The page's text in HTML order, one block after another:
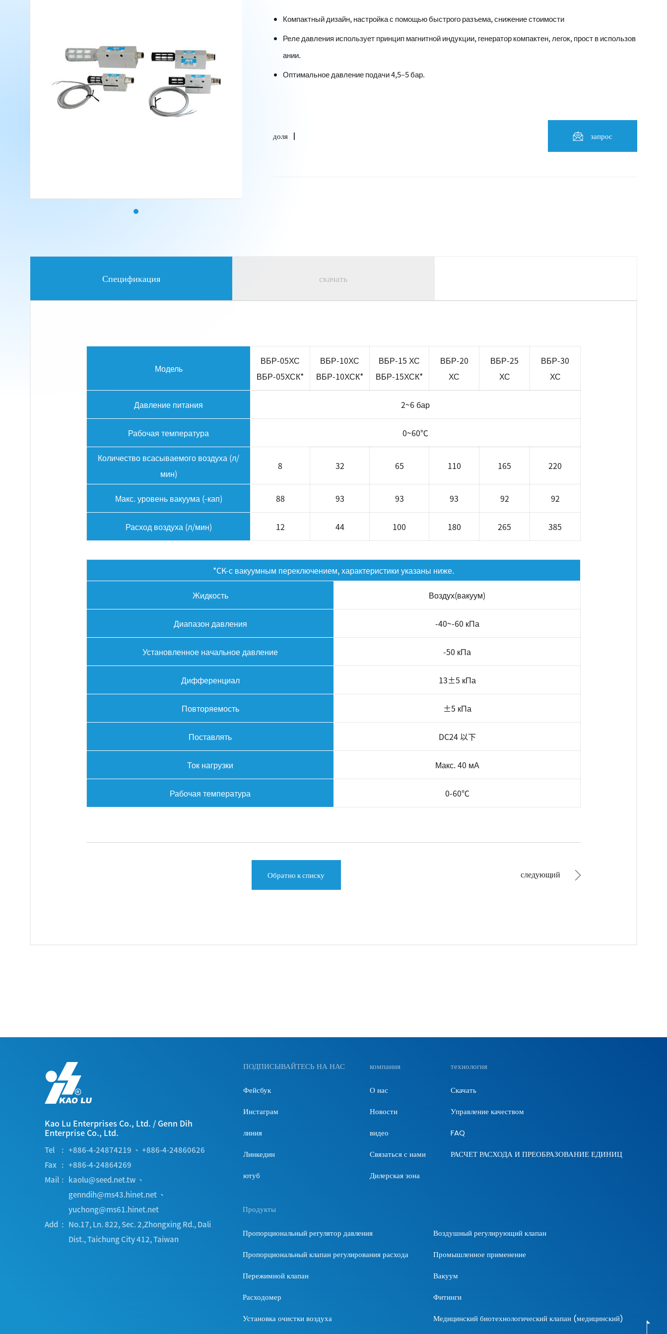
Компактный дизайн, настройка с помощью быстрого разъема, снижение стоимости
Реле давления использует принцип магнитной индукции, генератор компактен, легок, прост в использов
ании.
Оптимальное давление подачи 4,5–5 бар.
доля запрос
Спецификация скачать
Модель
ВБР-05ХС
ВБР-05ХСК*
ВБР-10ХС
ВБР-10ХСК*
ВБР-15 ХС
ВБР-15ХСК*
ВБР-20
ХС
ВБР-25
ХС
ВБР-30
ХС
Давление питания 2~6 бар
Рабочая температура 0~60℃
Количество всасываемого воздуха (л/
мин)
8 32 65 110 165 220
Макс. уровень вакуума (-кап) 88 93 93 93 92 92
Расход воздуха (л/мин) 12 44 100 180 265 385
*CK-с вакуумным переключением, характеристики указаны ниже.
Жидкость Воздух(вакуум)
Диапазон давления -40~-60 кПа
Установленное начальное давление -50 кПа
Дифференциал 13±5 кПа
Повторяемость ±5 кПа
Поставлять DC24 以下
Ток нагрузки Макс. 40 мА
Рабочая температура 0-60℃
Обратно к списку следующий
Kao Lu Enterprises Co., Ltd. / Genn Dih
Enterprise Co., Ltd.
Tel +886-4-24874219 、 +886-4-24860626
Fax
+886-4-24864269
Mail
kaolu@seed.net.tw 、
genndih@ms43.hinet.net 、
yuchong@ms61.hinet.net
Add
No.17, Ln. 822, Sec. 2,Zhongxing Rd.,Dali
Dist.,Taichung City412,Taiwan
ПОДПИСЫВАЙТЕСЬ НА НАС
Фейсбук
Инстаграм
линия
Линкедин
ютуб
компания
О нас
Новости
видео
Связаться с нами
Дилерская зона
технология
Скачать
Управление качеством
FAQ
РАСЧЕТ РАСХОДА И ПРЕОБРАЗОВАНИЕ ЕДИНИЦ
Продукты
Пропорциональный регулятор давления
Пропорциональный клапан регулирования расхода
Пережимной клапан
Расходомер
Установка очистки воздуха
Воздушный регулирующий клапан
Промышленное применение
Вакуум
Фитинги
Медицинский биотехнологический клапан (медицинский)